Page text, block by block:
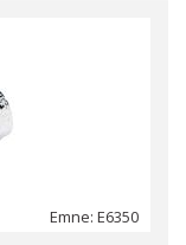
Emne: E6350